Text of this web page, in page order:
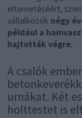
eltemetéséért,
vállalkozók négy
például a
hajtották végre.
A csalók
urnákat. Két
holttestet is